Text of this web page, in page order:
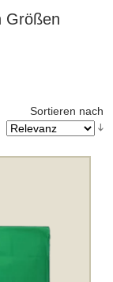
Größen
Sortieren nach